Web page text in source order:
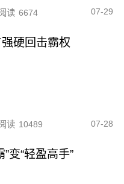
读 6674 07-29
硬回击霸权
读 10489 07-28
变“轻盈高手”